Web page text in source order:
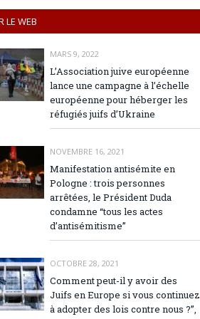
LE WEB
MARS 9, 2022
L’Association juive européenne
lance une campagne à l’échelle
européenne pour héberger les
réfugiés juifs d’Ukraine
NOVEMBRE 16, 2021
Manifestation antisémite en
Pologne : trois personnes
arrêtées, le Président Duda
condamne “tous les actes
d’antisémitisme”
OCTOBRE 28, 2021
Comment peut-il y avoir des
Juifs en Europe si vous continuez
à adopter des lois contre nous ?”,